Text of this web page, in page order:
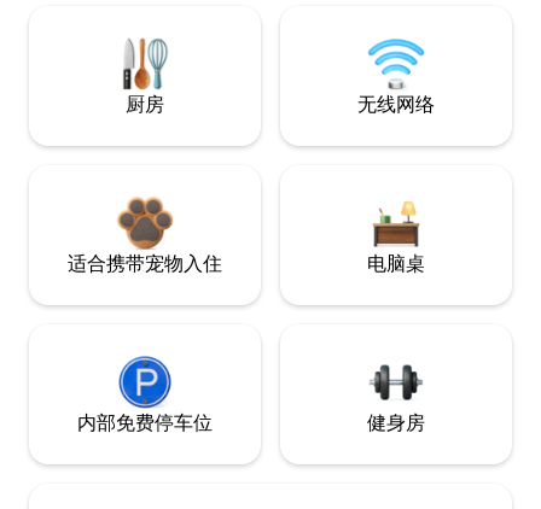
厨房 无线网络
适合携带宠物入住 电脑桌
内部免费停车位 健身房